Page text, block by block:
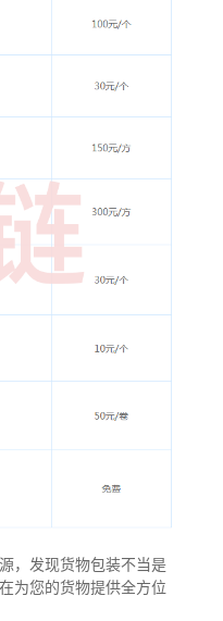
，发现货物包装不当是
为您的货物提供全方位